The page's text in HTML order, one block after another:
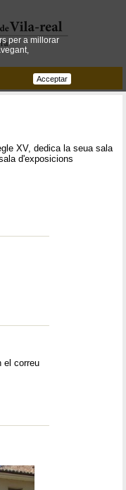
XV, dedica la seua sala
d'exposicions
el correu
per a millorar
Acceptar